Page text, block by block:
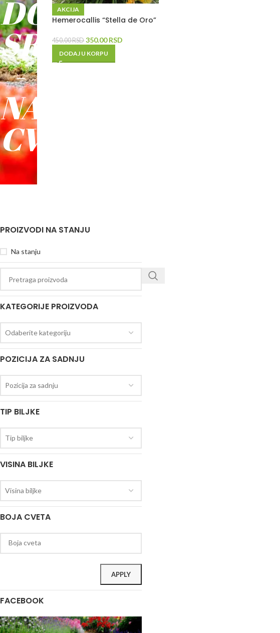
DO
SREĆE
-
NAŠE
CVEĆE
AKCIJA
Hemerocallis “Stella de Oro”
450.00RSD 350.00RSD
DODAJ U KORPU
PROIZVODI NA STANJU
Na stanju
KATEGORIJE PROIZVODA
Odaberite kategoriju
POZICIJA ZA SADNJU
Pozicija za sadnju
TIP BILJKE
Tip biljke
VISINA BILJKE
Visina biljke
BOJA CVETA
APPLY
FACEBOOK